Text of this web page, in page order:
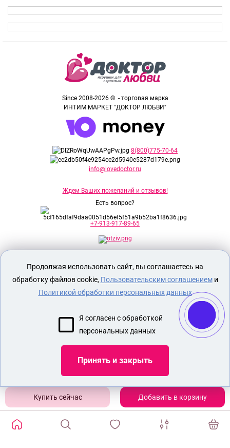
Добавить в корзину
Since 2008-2026 © - торговая марка
ИНТИМ МАРКЕТ "ДОКТОР ЛЮБВИ"
8(800)775-70-64
info@lovedoctor.ru
Ждем Ваших пожеланий и отзывов!
Есть вопрос?
+7-913-917-89-65
Секс шоп Доктор Любви
исключительно для лиц старше 18 лет!
Евразийского соответствия.
ОПЛАТА И ДОСТАВКА
СЕКС ИГРУШКИ
БДСМ
УВЕЛИЧИТЕЛЬ ПЕНИСА НАСАДКИ
Показать еще
Продолжая использовать сайт, вы соглашаетесь на
обработку файлов cookie, Пользовательским соглашениеми
Политикой обработки персональных данных
Я согласен с обработкой
персональных данных
Принять и закрыть